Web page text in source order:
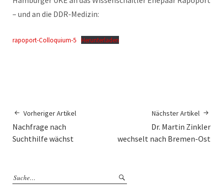
– und an die DDR-Medizin:
rapoport-Colloquium-5 Herunterladen
Vorheriger Artikel
Nachfrage nach
Suchthilfe wächst
Nächster Artikel
Dr. Martin Zinkler
wechselt nach Bremen-Ost